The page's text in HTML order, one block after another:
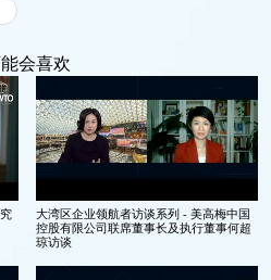
会喜欢
大湾区企业领航者访谈系列 - 美高梅中国
控股有限公司联席董事长及执行董事何超
琼访谈